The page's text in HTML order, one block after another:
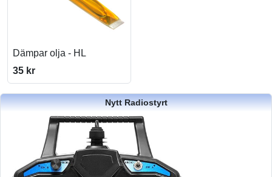
Dämpar olja - HL
35 kr
Nytt Radiostyrt